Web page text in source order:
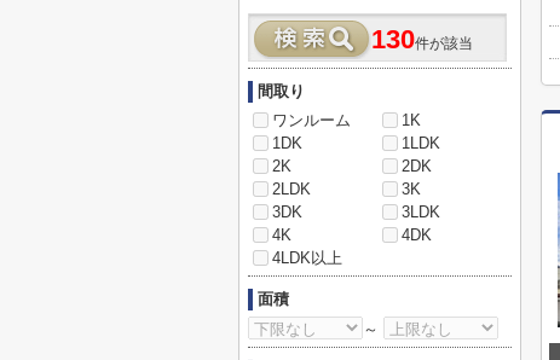
130件が該当
間取り
ワンルーム
1K
1DK
1LDK
2K
2DK
2LDK
3K
3DK
3LDK
4K
4DK
4LDK以上
面積
～